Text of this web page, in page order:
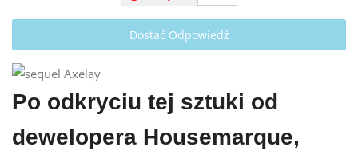
Dostać Odpowiedź
Po odkryciu tej sztuki od
dewelopera Housemarque,